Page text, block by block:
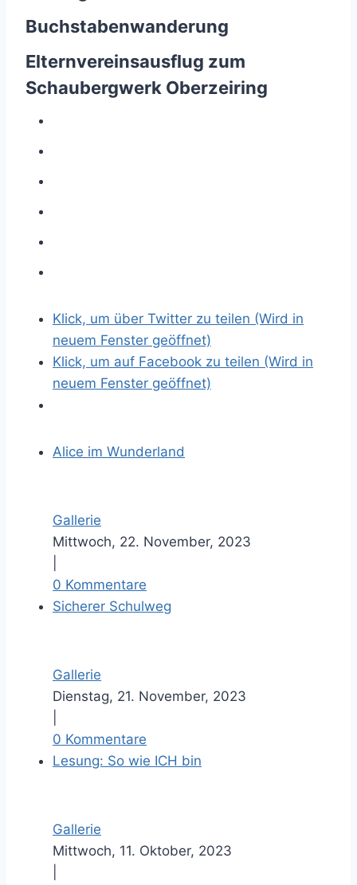
Buchstabenwanderung
Elternvereinsausflug zum
Schaubergwerk Oberzeiring
Klick, um über Twitter zu teilen (Wird in
neuem Fenster geöffnet)
Klick, um auf Facebook zu teilen (Wird in
neuem Fenster geöffnet)
Alice im Wunderland
Gallerie
Mittwoch, 22. November, 2023
0 Kommentare
Sicherer Schulweg
Gallerie
Dienstag, 21. November, 2023
0 Kommentare
Lesung: So wie ICH bin
Gallerie
Mittwoch, 11. Oktober, 2023